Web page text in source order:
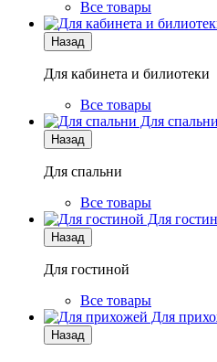
Все товары
Назад
Для кабинета и билиотеки
Все товары
Для спальни
Назад
Для спальни
Все товары
Для
Назад
Для гостиной
Все товары
Для
Назад